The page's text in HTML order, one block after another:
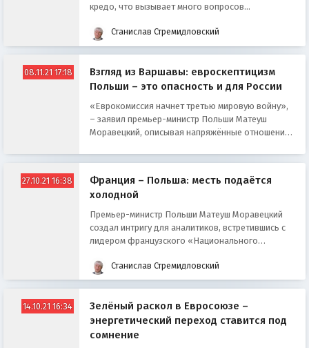
кредо, что вызывает много вопросов...
Станислав Стремидловский
08.11.21 17:18
Взгляд из Варшавы: евроскептицизм
Польши – это опасность и для России
«Еврокомиссия начнет третью мировую войну»,
– заявил премьер-министр Польши Матеуш
Моравецкий, описывая напряжённые отношения
27.10.21 16:38
Франция – Польша: месть подаётся
холодной
Премьер-министр Польши Матеуш Моравецкий
создал интригу для аналитиков, встретившись с
лидером французского «Национального
Станислав Стремидловский
14.10.21 16:34
Зелёный раскол в Евросоюзе –
энергетический переход ставится под
сомнение